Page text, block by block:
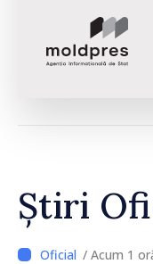
Știri
/ Acum 1